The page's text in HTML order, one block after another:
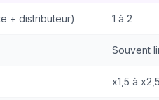
+ distributeur) 1 à 2
Souvent
x1,5 à x2,5